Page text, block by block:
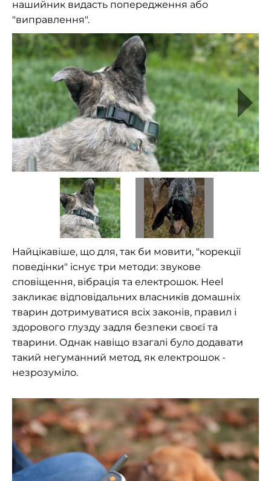
нашийник видасть попередження або
"виправлення".
Найцікавіше, що для, так би мовити, "корекції
поведінки" існує три методи: звукове
сповіщення, вібрація та електрошок. Heel
закликає відповідальних власників домашніх
тварин дотримуватися всіх законів, правил і
здорового глузду задля безпеки своєї та
тварини. Однак навіщо взагалі було додавати
такий негуманний метод, як електрошок -
незрозуміло.